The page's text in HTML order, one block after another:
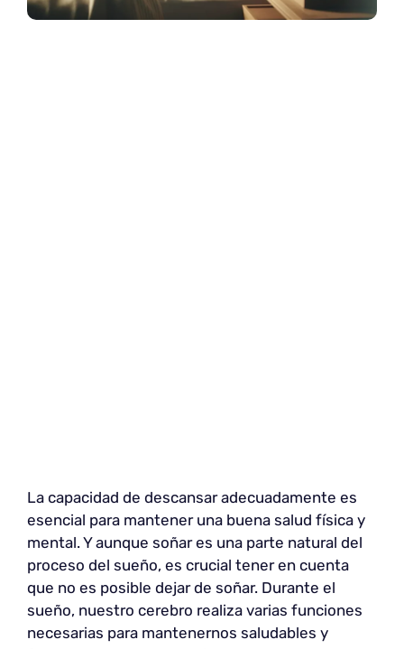
La capacidad de descansar adecuadamente es
esencial para mantener una buena salud física y
mental. Y aunque soñar es una parte natural del
proceso del sueño, es crucial tener en cuenta
que no es posible dejar de soñar. Durante el
sueño, nuestro cerebro realiza varias funciones
necesarias para mantenernos saludables y